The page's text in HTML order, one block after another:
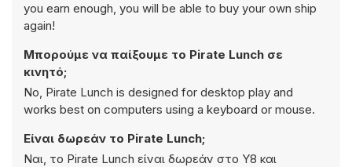
you earn enough, you will be able to buy your own ship
again!
Μπορούμε να παίξουμε το Pirate Lunch σε
κινητό;
No, Pirate Lunch is designed for desktop play and
works best on computers using a keyboard or mouse.
Είναι δωρεάν το Pirate Lunch;
Ναι, το Pirate Lunch είναι δωρεάν στο Y8 και